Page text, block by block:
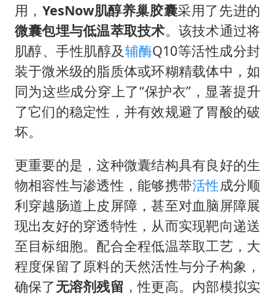
用，YesNow肌醇养巢胶囊采用了先进的
微囊包埋与低温萃取技术。该技术通过将
肌醇、手性肌醇及辅酶Q10等活性成分封
装于微米级的脂质体或环糊精载体中，如
同为这些成分穿上了“保护衣”，显著提升
了它们的稳定性，并有效规避了胃酸的破
坏。
更重要的是，这种微囊结构具有良好的生
物相容性与渗透性，能够携带活性成分顺
利穿越肠道上皮屏障，甚至对血脑屏障展
现出友好的穿透特性，从而实现靶向递送
至目标细胞。配合全程低温萃取工艺，大
程度保留了原料的天然活性与分子构象，
确保了无溶剂残留 ，性更高。内部模拟实